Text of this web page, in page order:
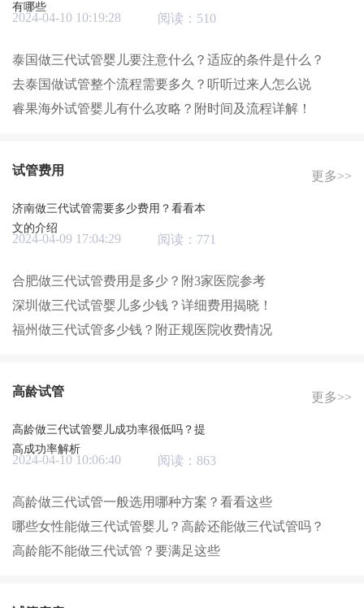
有哪些
2024-04-10 10:19:28 阅读：510
泰国做三代试管婴儿要注意什么？适应的条件是什么？
去泰国做试管整个流程需要多久？听听过来人怎么说
睿果海外试管婴儿有什么攻略？附时间及流程详解！
试管费用 更多>>
济南做三代试管需要多少费用？看看本
文的介绍
2024-04-09 17:04:29 阅读：771
合肥做三代试管费用是多少？附3家医院参考
深圳做三代试管婴儿多少钱？详细费用揭晓！
福州做三代试管多少钱？附正规医院收费情况
高龄试管 更多>>
高龄做三代试管婴儿成功率很低吗？提
高成功率解析
2024-04-10 10:06:40 阅读：863
高龄做三代试管一般选用哪种方案？看看这些
哪些女性能做三代试管婴儿？高龄还能做三代试管吗？
高龄能不能做三代试管？要满足这些